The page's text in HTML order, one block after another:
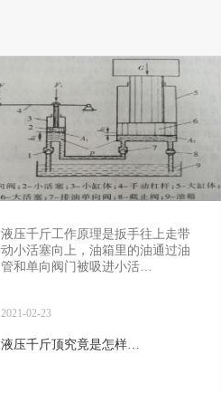
液压千斤工作原理是扳手往上走带
动小活塞向上，油箱里的油通过油
管和单向阀门被吸进小活…
2021-02-23
液压千斤顶究竟是怎样…